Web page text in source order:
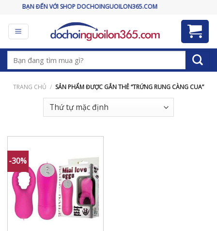
content
BẠN ĐẾN VỚI SHOP DOCHOINGUOILON365.COM
Tìm
kiếm:
TRANG CHỦ / SẢN PHẨM ĐƯỢC GẮN THẺ “TRỨNG RUNG CÀNG CUA”
-30%